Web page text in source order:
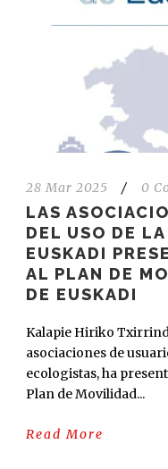
28 Mar 2025 / 0
LAS
DEL USO DE
EUSKADI
AL PLAN DE
DE EUSKADI
Kalapie Hiriko
asociaciones de
ecologistas, ha
Plan de Movilidad...
Read More